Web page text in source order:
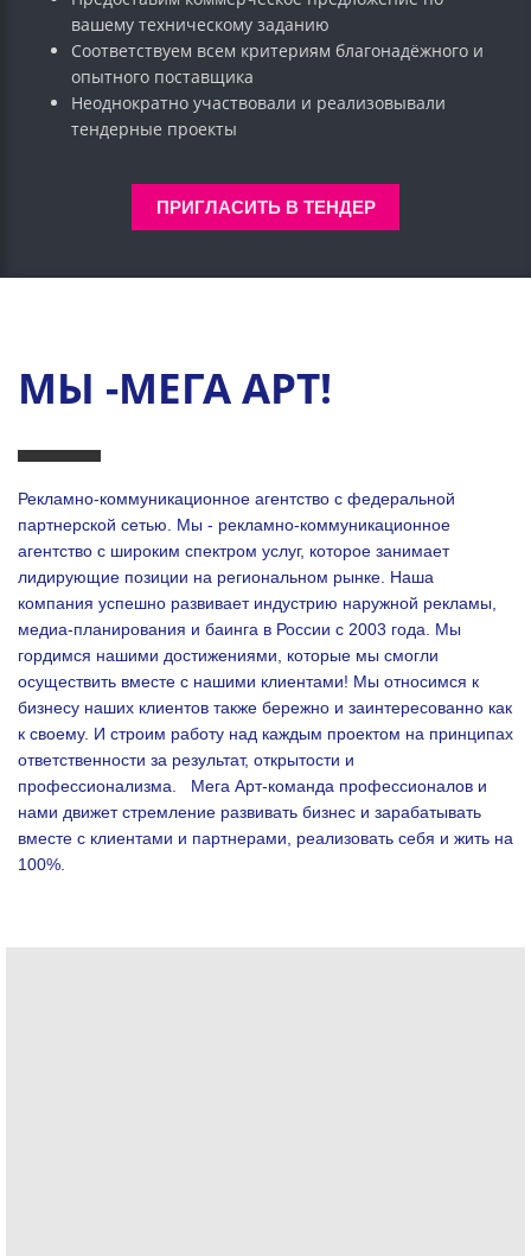
вашему техническому заданию
Соответствуем всем критериям благонадёжного и
опытного поставщика
Неоднократно участвовали и реализовывали
тендерные проекты
ПРИГЛАСИТЬ В ТЕНДЕР
МЫ -МЕГА АРТ!
Рекламно-коммуникационное агентство с федеральной
партнерской сетью. Мы - рекламно-коммуникационное
агентство с широким спектром услуг, которое занимает
лидирующие позиции на региональном рынке. Наша
компания успешно развивает индустрию наружной рекламы,
медиа-планирования и баинга в России с 2003 года. Мы
гордимся нашими достижениями, которые мы смогли
осуществить вместе с нашими клиентами! Мы относимся к
бизнесу наших клиентов также бережно и заинтересованно как
к своему. И строим работу над каждым проектом на принципах
ответственности за результат, открытости и
профессионализма. Мега Арт-команда профессионалов и
нами движет стремление развивать бизнес и зарабатывать
вместе с клиентами и партнерами, реализовать себя и жить на
100%.